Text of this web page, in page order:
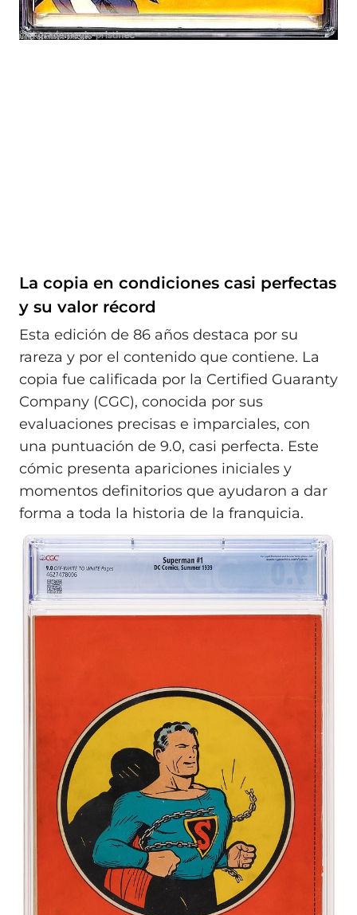
La copia en condiciones casi perfectas
y su valor récord
Esta edición de 86 años destaca por su
rareza y por el contenido que contiene. La
copia fue calificada por la Certified Guaranty
Company (CGC), conocida por sus
evaluaciones precisas e imparciales, con
una puntuación de 9.0, casi perfecta. Este
cómic presenta apariciones iniciales y
momentos definitorios que ayudaron a dar
forma a toda la historia de la franquicia.